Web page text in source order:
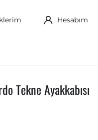
Hesabım
Tekne Ayakkabısı